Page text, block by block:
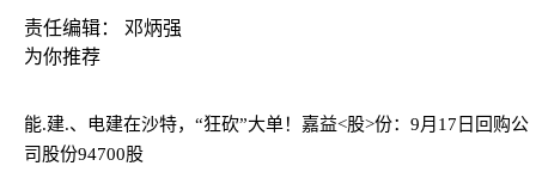
责任编辑： 邓炳强
为你推荐
能.建.、电建在沙特，“狂砍”大单！ 嘉益<股>份：9月17日回购公
司股份94700股